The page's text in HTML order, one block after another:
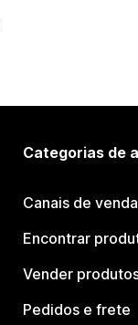
Categorias de
Canais de
Encontrar
Vender
Pedidos e frete